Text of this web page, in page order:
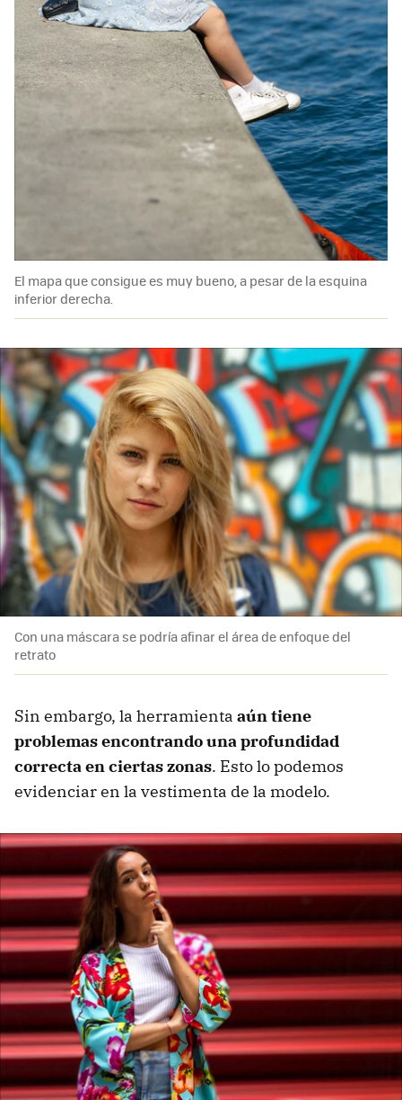
El mapa que consigue es muy bueno, a pesar de la esquina
inferior derecha.
Con una máscara se podría afinar el área de enfoque del
retrato
Sin embargo, la herramienta aún tiene
problemas encontrando una profundidad
correcta en ciertas zonas. Esto lo podemos
evidenciar en la vestimenta de la modelo.